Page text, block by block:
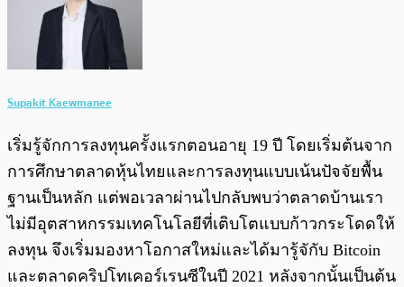
Supakit Kaewmanee
เริ่มรู้จักการลงทุนครั้งแรกตอนอายุ 19 ปี โดยเริ่มต้นจาก
การศึกษาตลาดหุ้นไทยและการลงทุนแบบเน้นปัจจัยพื้น
ฐานเป็นหลัก แต่พอเวลาผ่านไปกลับพบว่าตลาดบ้านเรา
ไม่มีอุตสาหกรรมเทคโนโลยีที่เติบโตแบบก้าวกระโดดให้
ลงทุน จึงเริ่มมองหาโอกาสใหม่และได้มารู้จักับ Bitcoin
และตลาดคริปโทเคอร์เรนซีในปี 2021 หลังจากนั้นเป็นต้น